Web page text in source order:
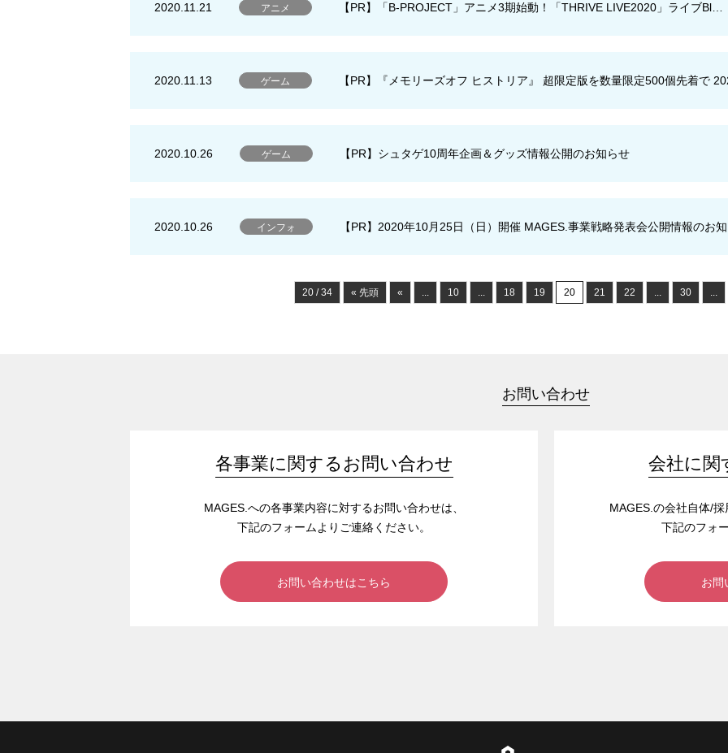
2020.11.21 アニメ 【PR】「B-PROJECT」アニメ3期始動！「THRIVE LIVE2020」ライブBl…
2020.11.13 ゲーム 【PR】『メモリーズオフ ヒストリア』 超限定版を数量限定500個先着で
2020.10.26 ゲーム 【PR】シュタゲ10周年企画＆グッズ情報公開のお知らせ
2020.10.26 インフォ 【PR】2020年10月25日（日）開催 MAGES.事業戦略発表会公開情報のお
20 / 34 « 先頭 « ... 10 ... 18 19 20 21 22 ... 30 ...
お問い合わせ
各事業に関するお問い合わせ
MAGES.への各事業内容に対するお問い合わせは、
下記のフォームよりご連絡ください。
お問い合わせはこちら
会社に関
MAGES.の会社自体/採
下記のフォ
お問